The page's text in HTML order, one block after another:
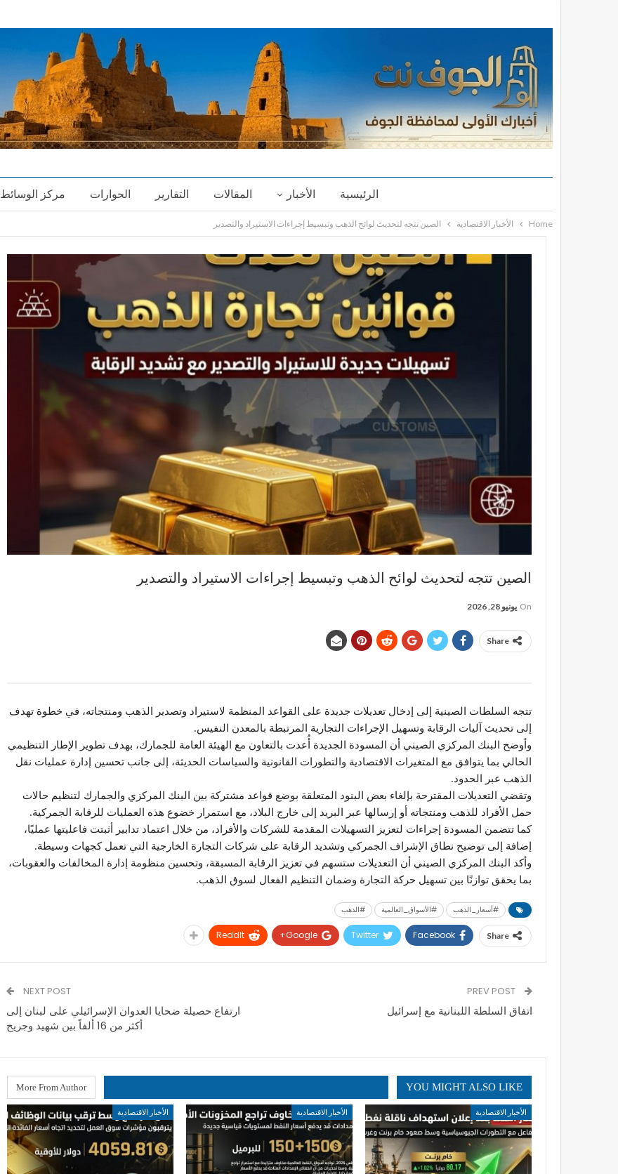
الرئيسية الأخبار المقالات التقارير الحوارات مركز الوسائط
Home الأخبار الاقتصادية الصين تتجه لتحديث لوائح الذهب وتبسيط إجراءات الاستيراد والتصدير
الصين تتجه لتحديث لوائح الذهب وتبسيط إجراءات الاستيراد والتصدير
On يونيو 28, 2026
Share
تتجه السلطات الصينية إلى إدخال تعديلات جديدة على القواعد المنظمة لاستيراد وتصدير الذهب ومنتجاته، في خطوة تهدف
إلى تحديث آليات الرقابة وتسهيل الإجراءات التجارية المرتبطة بالمعدن النفيس.
وأوضح البنك المركزي الصيني أن المسودة الجديدة أُعدت بالتعاون مع الهيئة العامة للجمارك، بهدف تطوير الإطار التنظيمي
الحالي بما يتوافق مع المتغيرات الاقتصادية والتطورات القانونية والسياسات الحديثة، إلى جانب تحسين إدارة عمليات نقل
الذهب عبر الحدود.
وتقضي التعديلات المقترحة بإلغاء بعض البنود المتعلقة بوضع قواعد مشتركة بين البنك المركزي والجمارك لتنظيم حالات
حمل الأفراد للذهب ومنتجاته أو إرسالها عبر البريد إلى خارج البلاد، مع استمرار خضوع هذه العمليات للرقابة الجمركية.
كما تتضمن المسودة إجراءات لتعزيز التسهيلات المقدمة للشركات والأفراد، من خلال اعتماد تدابير أثبتت فاعليتها عمليًا،
إضافة إلى توضيح نطاق الإشراف الجمركي وتشديد الرقابة على شركات التجارة الخارجية التي تعمل كجهات وسيطة.
وأكد البنك المركزي الصيني أن التعديلات ستسهم في تعزيز الرقابة المسبقة، وتحسين منظومة إدارة المخالفات والعقوبات،
بما يحقق توازنًا بين تسهيل حركة التجارة وضمان التنظيم الفعال لسوق الذهب.
#أسعار_الذهب #الأسواق_العالمية #الذهب
Share
Facebook
Twitter
Google+
ReddIt
اتفاق السلطة اللبنانية مع إسرائيل
NEXT POST
ارتفاع حصيلة ضحايا العدوان الإسرائيلي على لبنان إلى
أكثر من 16 ألفاً بين شهيد وجريح
YOU MIGHT ALSO LIKE
More From Author
الأخبار الاقتصادية الأخبار الاقتصادية الأخبار الاقتصادية